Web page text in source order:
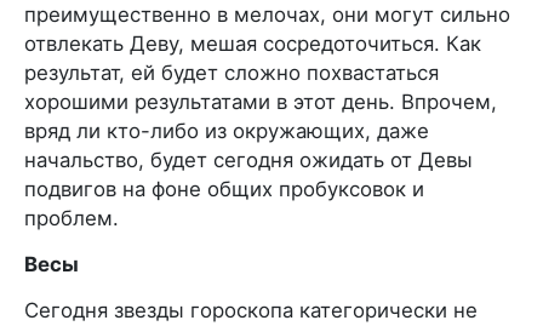
преимущественно в мелочах, они могут сильно
отвлекать Деву, мешая сосредоточиться. Как
результат, ей будет сложно похвастаться
хорошими результатами в этот день. Впрочем,
вряд ли кто-либо из окружающих, даже
начальство, будет сегодня ожидать от Девы
подвигов на фоне общих пробуксовок и
проблем.
Весы
Сегодня звезды гороскопа категорически не